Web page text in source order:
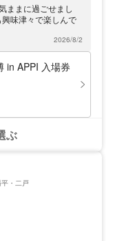
ださい。
ままに過ごせまし
味津々で楽しんで
2026/8/2
in APPI 入場券
ぶ
・二戸